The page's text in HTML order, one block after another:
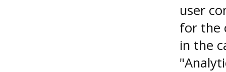
user
for the
in the